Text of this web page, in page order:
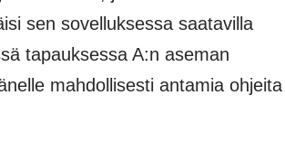
sen sovelluksessa saatavilla
tapauksessa A:n aseman
mahdollisesti antamia ohjeita